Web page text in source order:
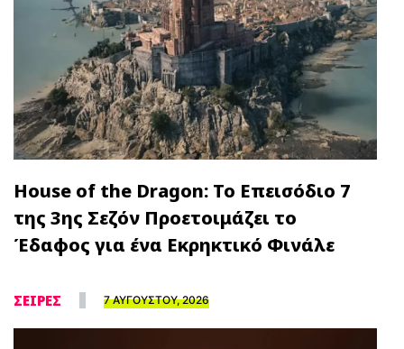
House of the Dragon: Το Επεισόδιο 7
της 3ης Σεζόν Προετοιμάζει το
Έδαφος για ένα Εκρηκτικό Φινάλε
ΣΕΙΡΕΣ 7 ΑΥΓΟΥΣΤΟΥ, 2026